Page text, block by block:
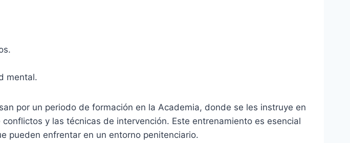
mental.
por un periodo de formación en la Academia, donde se les instruye en
y las técnicas de intervención. Este entrenamiento es esencial
pueden enfrentar en un entorno penitenciario.